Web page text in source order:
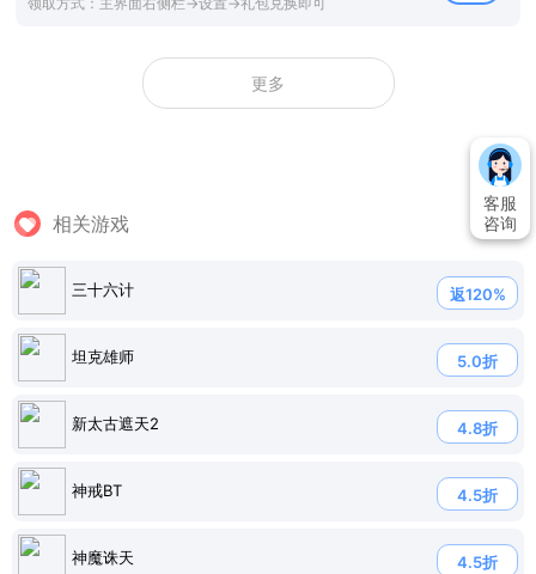
更多
相关游戏
三十六计 返120%
坦克雄师 5.0折
新太古遮天2 4.8折
神戒BT 4.5折
神魔诛天 4.5折
客服
咨询